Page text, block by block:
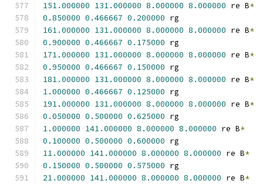
151.000000 131.000000 8.000000 8.000000 re B*
0.850000 0.466667 0.200000 rg
161.000000 131.000000 8.000000 8.000000 re B*
0.900000 0.466667 0.175000 rg
171.000000 131.000000 8.000000 8.000000 re B*
0.950000 0.466667 0.150000 rg
181.000000 131.000000 8.000000 8.000000 re B*
1.000000 0.466667 0.125000 rg
191.000000 131.000000 8.000000 8.000000 re B*
0.050000 0.500000 0.625000 rg
1.000000 141.000000 8.000000 8.000000 re B*
0.100000 0.500000 0.600000 rg
11.000000 141.000000 8.000000 8.000000 re B*
0.150000 0.500000 0.575000 rg
21.000000 141.000000 8.000000 8.000000 re B*